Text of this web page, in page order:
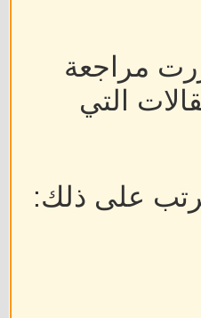
مراجعة
التي
على ذلك: